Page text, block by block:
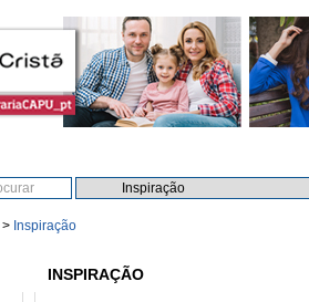
> Inspiração
INSPIRAÇÃO